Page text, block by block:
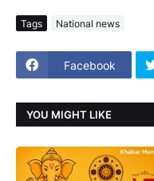
Tags National news
Facebook
YOU MIGHT LIKE